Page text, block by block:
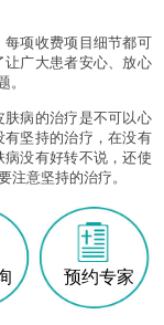
项收费项目细节都可
让广大患者安心、放心
。
病的治疗是不可以心
坚持的治疗，在没有
没有好转不说，还使
注意坚持的治疗。
预约专家